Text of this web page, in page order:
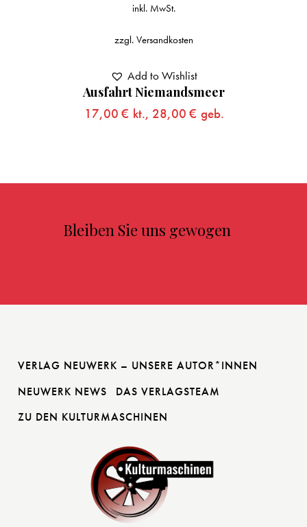
Ausfahrt Niemandsmeer
17,00 € kt., 28,00 € geb.
inkl. MwSt.
zzgl. Versandkosten
Add to Wishlist
Bleiben Sie uns gewogen
VERLAG NEUWERK – UNSERE AUTOR*INNEN
NEUWERK NEWS
DAS VERLAGSTEAM
ZU DEN KULTURMASCHINEN